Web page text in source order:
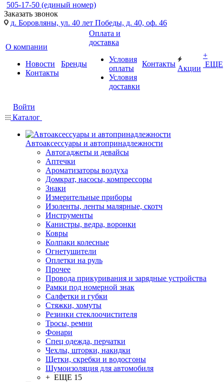
505-17-50 (единый номер)
Заказать звонок
д. Боровляны, ул. 40 лет Победы, д. 40, оф. 46
О компании
Новости
Контакты
Бренды
Оплата и
доставка
Условия
оплаты
Условия
доставки
Контакты
Акции
+
ЕЩЕ
Войти
Каталог
Автоаксессуары и автопринадлежности
Автогаджеты и девайсы
Аптечки
Ароматизаторы воздуха
Домкрат, насосы, компрессоры
Знаки
Измерительные приборы
Изоленты, ленты малярные, скотч
Инструменты
Канистры, ведра, воронки
Ковры
Колпаки колесные
Огнетушители
Оплетки на руль
Прочее
Провода прикуривания и зарядные устройства
Рамки под номерной знак
Салфетки и губки
Стяжки, хомуты
Резинки стеклоочистителя
Тросы, ремни
Фонари
Спец одежда, перчатки
Чехлы, шторки, накидки
Щетки, скребки и водосгоны
Шумоизоляция для автомобиля
+ ЕЩЕ 15